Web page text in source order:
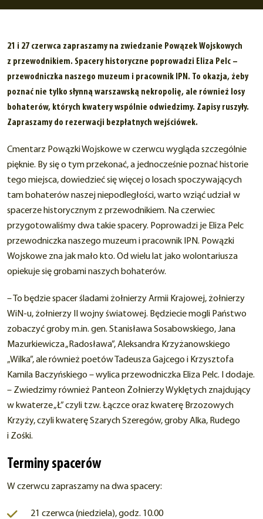
21 i 27 czerwca zapraszamy na zwiedzanie Powązek Wojskowych
z przewodnikiem. Spacery historyczne poprowadzi Eliza Pelc –
przewodniczka naszego muzeum i pracownik IPN. To okazja, żeby
poznać nie tylko słynną warszawską nekropolię, ale również losy
bohaterów, których kwatery wspólnie odwiedzimy. Zapisy ruszyły.
Zapraszamy do rezerwacji bezpłatnych wejściówek.
Cmentarz Powązki Wojskowe w czerwcu wygląda szczególnie
pięknie. By się o tym przekonać, a jednocześnie poznać historie
tego miejsca, dowiedzieć się więcej o losach spoczywających
tam bohaterów naszej niepodległości, warto wziąć udział w
spacerze historycznym z przewodnikiem. Na czerwiec
przygotowaliśmy dwa takie spacery. Poprowadzi je Eliza Pelc
przewodniczka naszego muzeum i pracownik IPN. Powązki
Wojskowe zna jak mało kto. Od wielu lat jako wolontariusza
opiekuje się grobami naszych bohaterów.
– To będzie spacer śladami żołnierzy Armii Krajowej, żołnierzy
WiN-u, żołnierzy II wojny światowej. Będziecie mogli Państwo
zobaczyć groby m.in. gen. Stanisława Sosabowskiego, Jana
Mazurkiewicza „Radosława”, Aleksandra Krzyżanowskiego
„Wilka”, ale również poetów Tadeusza Gajcego i Krzysztofa
Kamila Baczyńskiego – wylica przewodniczka Eliza Pelc. I dodaje.
– Zwiedzimy również Panteon Żołnierzy Wyklętych znajdujący
w kwaterze „Ł” czyli tzw. Łączce oraz kwaterę Brzozowych
Krzyży, czyli kwaterę Szarych Szeregów, groby Alka, Rudego
i Zośki.
Terminy spacerów
W czerwcu zapraszamy na dwa spacery:
21 czerwca (niedziela), godz. 10.00